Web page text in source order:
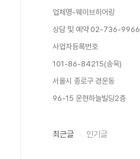
업체명-웨이브히어링
상담 및 예약 02-736-9966
사업자등록번호
101-86-84215(송욱)
서울시 종로구 경운동
96-15 운현하늘빌딩2층
최근글 인기글